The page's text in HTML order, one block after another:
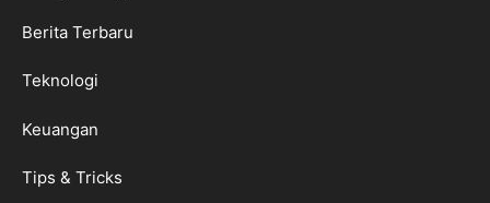
Berita Terbaru
Teknologi
Keuangan
Tips & Tricks